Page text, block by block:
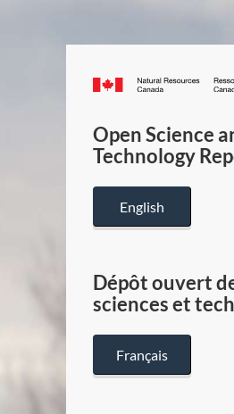
Canada.ca
Open Science
Technology
English
Dépôt ouvert
sciences et
Français